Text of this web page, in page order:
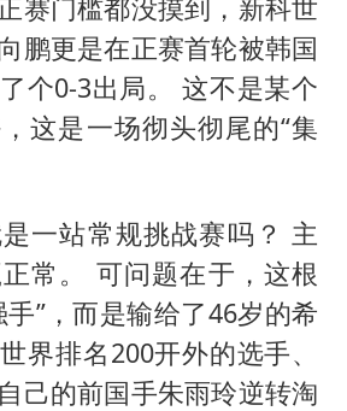
24小时不关空调 电费会更低吗
东方甄选被判赔偿江小白30万元
奋进开新局 实干挑大梁
赛门槛都没摸到，新科世
鹏更是在正赛首轮被韩国
个0-3出局。 这不是某个
这是一场彻头彻尾的“集
一站常规挑战赛吗？ 主
常。 可问题在于，这根
”，而是输给了46岁的希
界排名200开外的选手、
己的前国手朱雨玲逆转淘